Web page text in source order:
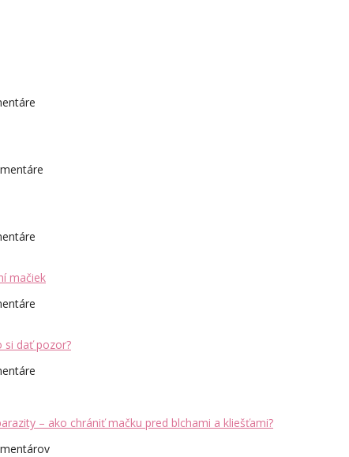
mačiek
si dať pozor?
– ako chrániť mačku pred blchami a kliešťami?